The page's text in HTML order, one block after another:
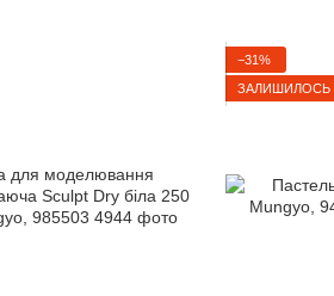
−31%
ЗАЛИШИЛОСЬ